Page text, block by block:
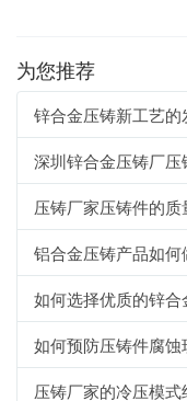
为您推荐
锌合金压铸新工艺的
深圳锌合金压铸厂
压铸厂家压铸件的
铝合金压铸产品如何
如何选择优质的锌合
如何预防压铸件腐蚀
压铸厂家的冷压模式